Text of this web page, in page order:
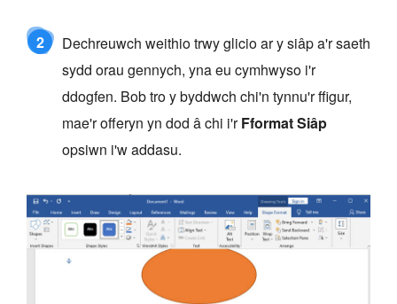
2
Dechreuwch weithio trwy glicio ar y siâp a'r saeth
sydd orau gennych, yna eu cymhwyso i'r
ddogfen. Bob tro y byddwch chi'n tynnu'r ffigur,
mae'r offeryn yn dod â chi i'rFformat Siâp
opsiwn i'w addasu.